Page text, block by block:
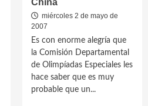
China
miércoles 2 de mayo de
2007
Es con enorme alegría que
la Comisión Departamental
de Olimpíadas Especiales les
hace saber que es muy
probable que un...